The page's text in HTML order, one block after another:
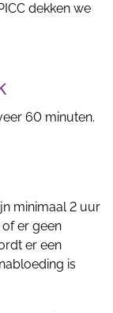
dekken we
60 minuten.
minimaal 2 uur
er geen
er een
is